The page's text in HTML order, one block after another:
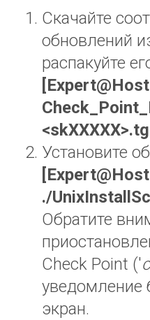
Скачайте
обновлений
распакуйте
[Expert@
Check Point
<skXXXXX>.
Установите
[Expert@
./
Обратите
Check Point ('
уведомление
экран.